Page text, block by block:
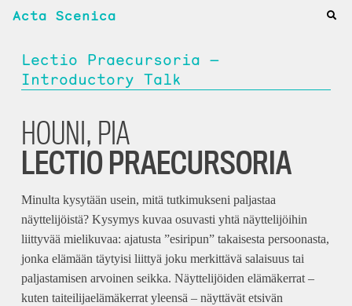
Acta Scenica
Lectio Praecursoria —
Introductory Talk
HOUNI, PIA
LECTIO PRAECURSORIA
Minulta kysytään usein, mitä tutkimukseni paljastaa
näyttelijöistä? Kysymys kuvaa osuvasti yhtä näyttelijöihin
liittyvää mielikuvaa: ajatusta ”esiripun” takaisesta persoonasta,
jonka elämään täytyisi liittyä joku merkittävä salaisuus tai
paljastamisen arvoinen seikka. Näyttelijöiden elämäkerrat –
kuten taiteilijaelämäkerrat yleensä – näyttävät etsivän